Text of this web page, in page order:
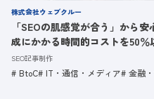
株式会社ウェブクルー
「SEOの肌感覚が合う」から
成にかかる時間的コストを50％
SEO記事制作
BtoC IT・通信・メディア 金融